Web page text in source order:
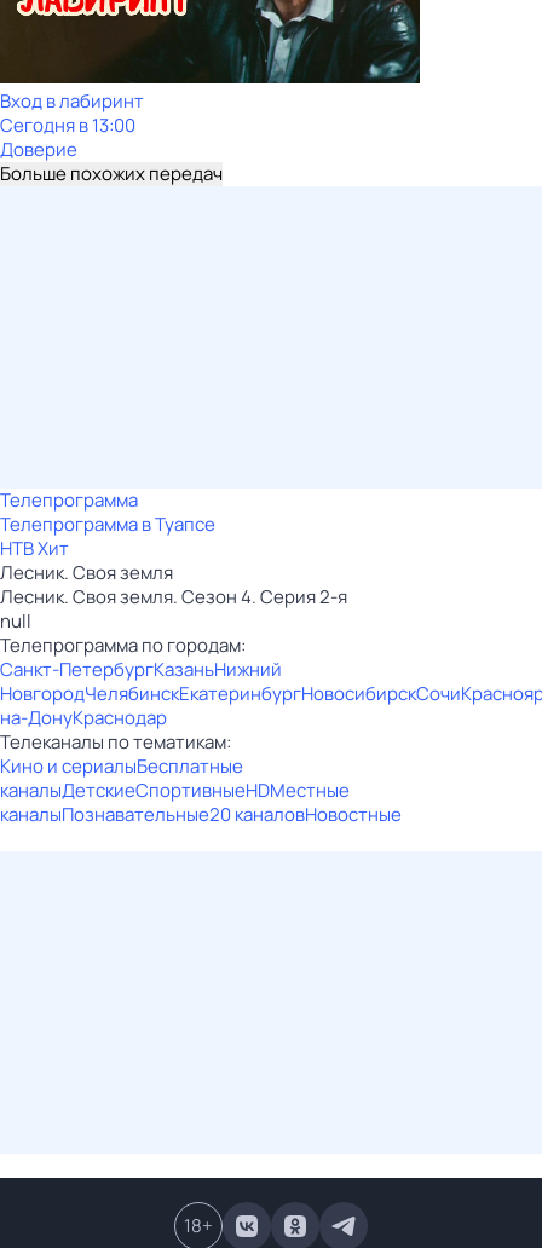
Вход в лабиринт
Сегодня в 13:00
Доверие
Больше похожих передач
Телепрограмма
Телепрограмма в Туапсе
НТВ Хит
Лесник. Своя земля
Лесник. Своя земля. Сезон 4. Серия 2-я
null
Телепрограмма по городам:
Санкт-ПетербургКазаньНижний
НовгородЧелябинскЕкатеринбургНовосибирскСочи
на-ДонуКраснодар
Телеканалы по тематикам:
Кино и сериалыБесплатные
каналыДетскиеСпортивныеHDМестные
каналыПознавательные20 каналовНовостные
18+